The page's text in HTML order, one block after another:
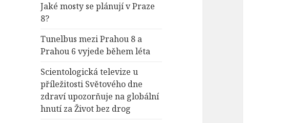
Jaké mosty se plánují v Praze
8?
Tunelbus mezi Prahou 8 a
Prahou 6 vyjede během léta
Scientologická televize u
příležitosti Světového dne
zdraví upozorňuje na globální
hnutí za Život bez drog